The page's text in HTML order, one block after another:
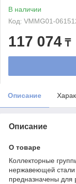
В наличии
Код: VMMG01-
117 074 ₸
Описание
Описание
О товаре
Коллекторные
нержавеющей
предназначены для